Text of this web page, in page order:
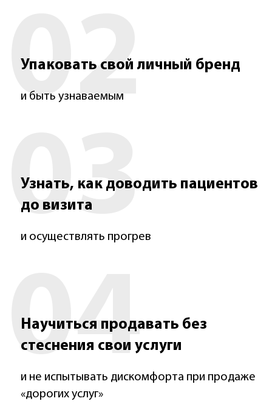
02
Упаковать свой личный бренд
и быть узнаваемым
03
Узнать, как доводить пациентов
до визита
и осуществлять прогрев
04
Научиться продавать без
стеснения свои услуги
и не испытывать дискомфорта при продаже
«дорогих услуг»